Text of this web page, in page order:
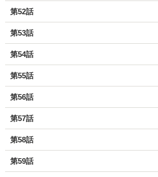
第52話
第53話
第54話
第55話
第56話
第57話
第58話
第59話